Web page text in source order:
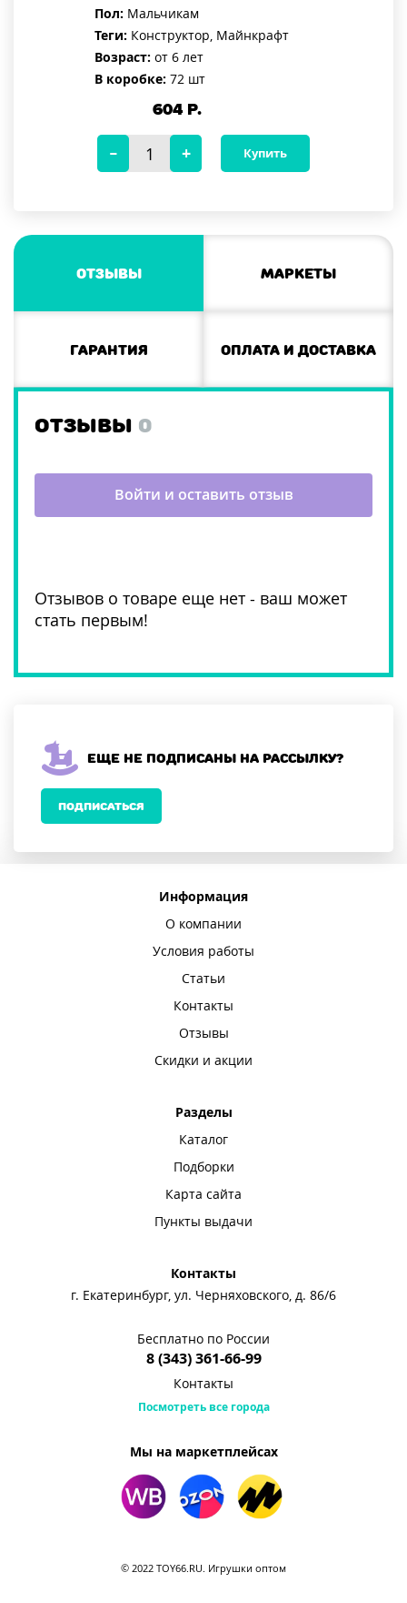
Пол: Мальчикам
Теги: Конструктор, Майнкрафт
Возраст: от 6 лет
В коробке: 72 шт
604Р.
Купить
Отзывы Маркеты
Гарантия Оплата и доставка
ОТЗЫВЫ 0
Отзывов о товаре еще нет - ваш может
стать первым!
Войти и оставить отзыв
Еще не подписаны на рассылку?
ПОДПИСАТЬСЯ
Информация
О компании
Условия работы
Статьи
Контакты
Отзывы
Скидки и акции
Разделы
Каталог
Подборки
Карта сайта
Пункты выдачи
Контакты
г. Екатеринбург, ул. Черняховского, д. 86/6
Бесплатно по России
8 (343) 361-66-99
Контакты
Посмотреть все города
Мы на маркетплейсах
© 2022 TOY66.RU. Игрушки оптом